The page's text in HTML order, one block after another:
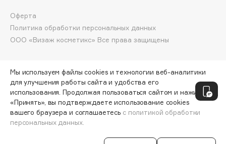
DP Daily Perfection
Dr. Vranjes Firenze
Dr.Jart+
DSD de Luxe
Dyson
ДОБАВИТЬ В КОРЗИНУ
ООО «Визаж косметикс» Все права защищены
Оферта
Политика обработки персональных данных
Мы используем файлы cookies и технологии веб-аналитики
для улучшения работы сайта и удобства его
использования. Продолжая пользоваться сайтом и нажимая
«Принять», вы подтверждаете использование cookies
вашего браузера и соглашаетесь с политикой обработки
персональных данных.